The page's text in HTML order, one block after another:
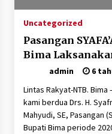
Uncategorized
Pasangan
Bima
admin 6
Lintas Rakyat-NTB.
kami berdua Drs. H.
Mahyudi, SE, Pasangan
Bupati Bima periode